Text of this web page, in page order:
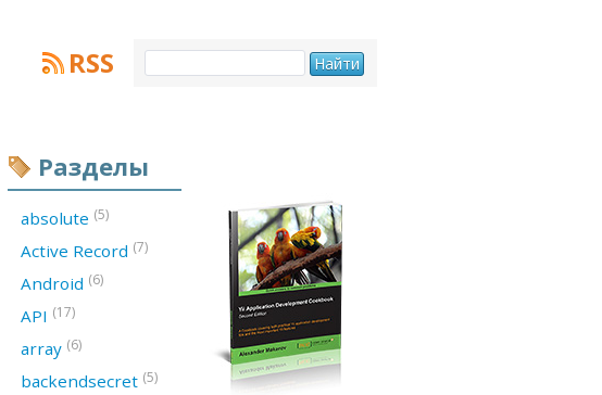
RSS
Разделы
absolute (5)
Active Record (7)
Android (6)
API (17)
array (6)
backendsecret (5)